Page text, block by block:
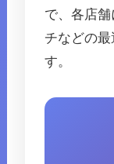
で、各店
チなどの
す。